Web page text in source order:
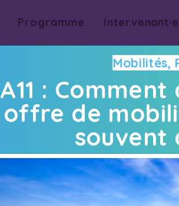
Programme
Mobilités,
A11 :
offre de
souvent